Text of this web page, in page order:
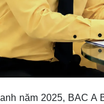
năm 2025, BAC